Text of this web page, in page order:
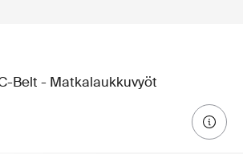
Belt - Matkalaukkuvyöt